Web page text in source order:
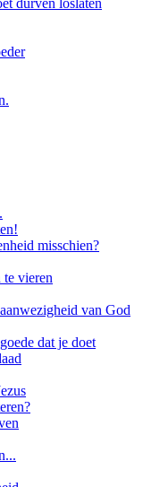
durven loslaten
misschien?
vieren
van God
dat je doet